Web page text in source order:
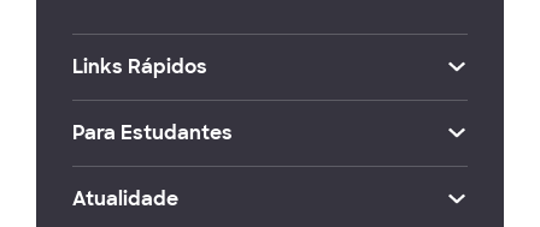
Links Rápidos
Para Estudantes
Atualidade